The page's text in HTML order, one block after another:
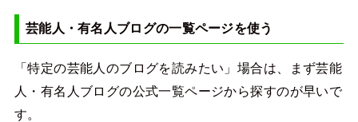
芸能人・有名人ブログの一覧ページを使う
「特定の芸能人のブログを読みたい」場合は、まず芸能
人・有名人ブログの公式一覧ページから探すのが早いで
す。